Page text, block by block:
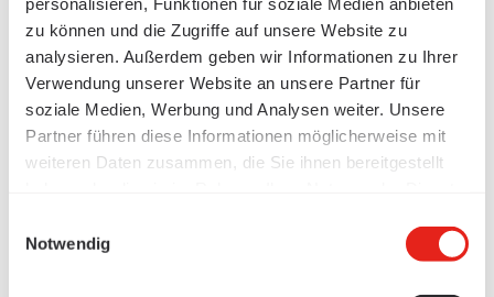
zu können und die Zugriffe auf unsere Website zu
analysieren. Außerdem geben wir Informationen zu Ihrer
Verwendung unserer Website an unsere Partner für
soziale Medien, Werbung und Analysen weiter. Unsere
Partner führen diese Informationen möglicherweise mit
weiteren Daten zusammen, die Sie ihnen bereitgestellt
Notwendig